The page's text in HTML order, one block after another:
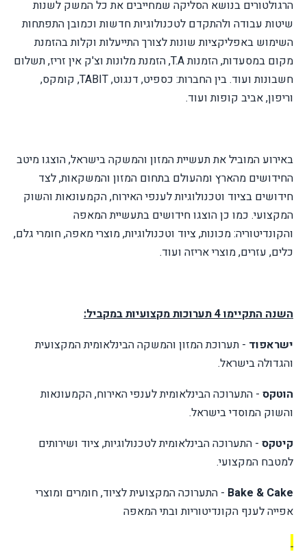
הרגולטורים בנושא הסליקה שמחייבים את כל המשק לשנות
שיטות עבודה ולהתקדם לטכנולוגיות חדשות וכמובן התפתחות
השימוש באפליקציות שונות לצורך התייעלות וקלות בהזמנת
מקום במסעדות, הזמנותT.A, הזמנת מלונות וצ'ק אין זריז, תשלום
חשבונות ועוד. בין החברות: כספיט, דנגוט,TABIT, קומקס,
וריפון, אביב קופות ועוד.
באירוע המוביל את תעשיית המזון והמשקה בישראל,הוצגו מיטב
החידושים מהארץ ומהעולם בתחום המזון והמשקאות, לצד
חידושים בציוד וטכנולוגיות לענפי האירוח, הקמעונאות והשוק
המקצועי. כמו כן הוצגו חידושים בתעשיית המאפה
והקונדיטוריה: מכונות, ציוד וטכנולוגיות, מוצרי מאפה, חומרי גלם,
כלים, עזרים, מוצרי אריזה ועוד.
השנה התקיימו 4 תערוכות מקצועיות במקביל:
ישראפוד - תערוכת המזון והמשקה הבינלאומית המקצועית
והגדולה בישראל.
הוטקס - התערוכה הבינלאומית לענפי האירוח, הקמעונאות
והשוק המוסדי בישראל.
קיטקס - התערוכה הבינלאומית לטכנולוגיות, ציוד ושירותים
למטבח המקצועי.
Bake & Cake - התערוכה המקצועית לציוד, חומרים ומוצרי
אפייה לענף הקונדיטוריות ובתי המאפה